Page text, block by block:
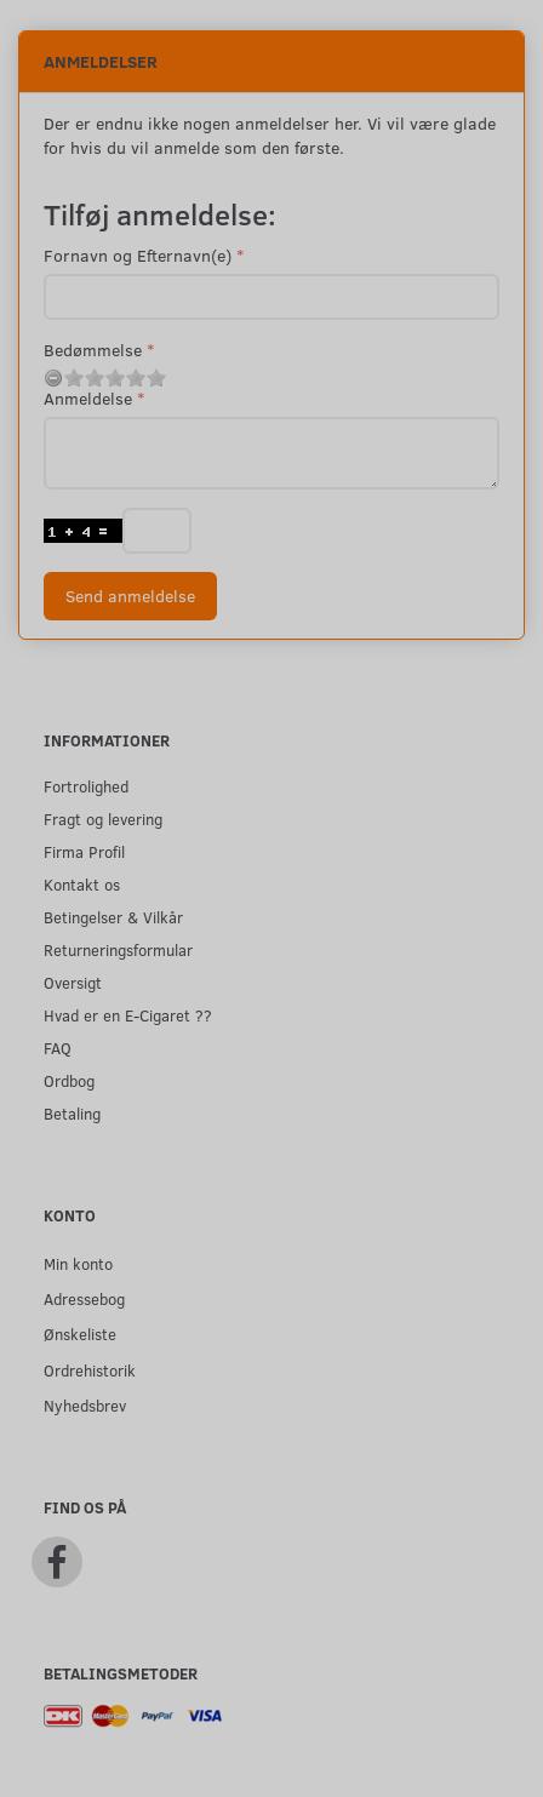
ANMELDELSER
Der er endnu ikke nogen anmeldelser her. Vi vil være glade
for hvis du vil anmelde som den første.
Tilføj anmeldelse:
Fornavn og Efternavn(e)
Bedømmelse
Anmeldelse
Send anmeldelse
INFORMATIONER
Fortrolighed
Fragt og levering
Firma Profil
Kontakt os
Betingelser & Vilkår
Returneringsformular
Oversigt
Hvad er en E-Cigaret ??
FAQ
Ordbog
Betaling
KONTO
Min konto
Adressebog
Ønskeliste
Ordrehistorik
Nyhedsbrev
FIND OS PÅ
BETALINGSMETODER